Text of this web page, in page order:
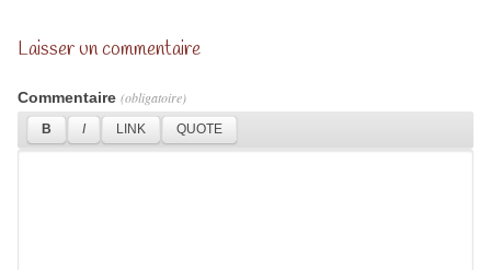
Laisser un commentaire
Commentaire (obligatoire)